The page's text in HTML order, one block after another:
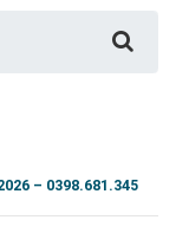
– 0398.681.345